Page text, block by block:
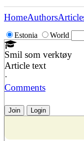
Estonia World
HomeAuthors
Smil som verktøy
Article text
·
Comments
Join Login